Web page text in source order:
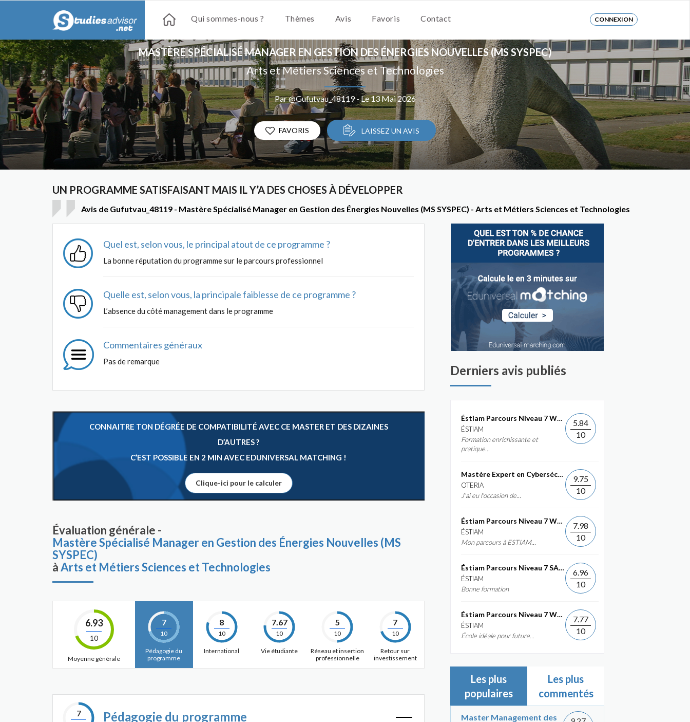
Qui sommes-nous ? Thèmes Avis Favoris Contact CONNEXION
MASTÈRE SPÉCIALISÉ MANAGER EN GESTION DES ÉNERGIES NOUVELLES (MS SYSPEC)
Arts et Métiers Sciences et Technologies
Par @Gufutvau_48119 - Le 13 Mai 2026
FAVORIS LAISSEZ UN AVIS
UN PROGRAMME SATISFAISANT MAIS IL Y’A DES CHOSES À DÉVELOPPER
Avis de Gufutvau_48119 - Mastère Spécialisé Manager en Gestion des Énergies Nouvelles (MS SYSPEC) - Arts et Métiers Sciences et Technologies
Quel est, selon vous, le principal atout de ce programme ?
La bonne réputation du programme sur le parcours professionnel
Quelle est, selon vous, la principale faiblesse de ce programme ?
L’absence du côté management dans le programme
Commentaires généraux
Pas de remarque
CONNAITRE TON DÉGRÉE DE COMPATIBILITÉ AVEC CE MASTER ET DES DIZAINES
D’AUTRES ?
C’EST POSSIBLE EN 2 MIN AVEC EDUNIVERSAL MATCHING !
Clique-ici pour le calculer
Évaluation générale -
Mastère Spécialisé Manager en Gestion des Énergies Nouvelles (MS
SYSPEC)
àArts et Métiers Sciences et Technologies
6.93
10
Moyenne générale
7
10
Pédagogie du
programme
8
10
International
7.67
10
Vie étudiante
5
10
Réseau et insertion
professionnelle
7
10
Retour sur
investissement
7 Pédagogie du programme
Derniers avis publiés
Éstiam Parcours Niveau 7 Web &...
ÉSTIAM
Formation enrichissante et
pratique...
5.84
10
Mastère Expert en Cybersécurité
OTERIA
J'ai eu l'occasion de...
9.75
10
Éstiam Parcours Niveau 7 Web &...
ÉSTIAM
Mon parcours à ESTIAM...
7.98
10
Éstiam Parcours Niveau 7 SAP ERP...
ÉSTIAM
Bonne formation
6.96
10
Éstiam Parcours Niveau 7 Web &...
ÉSTIAM
École idéale pour future...
7.77
10
Les plus
populaires
Les plus
commentés
Master Management des